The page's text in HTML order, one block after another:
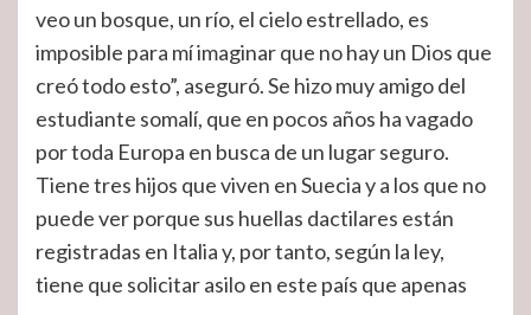
veo un bosque, un río, el cielo estrellado, es
imposible para mí imaginar que no hay un Dios que
creó todo esto”, aseguró. Se hizo muy amigo del
estudiante somalí, que en pocos años ha vagado
por toda Europa en busca de un lugar seguro.
Tiene tres hijos que viven en Suecia y a los que no
puede ver porque sus huellas dactilares están
registradas en Italia y, por tanto, según la ley,
tiene que solicitar asilo en este país que apenas